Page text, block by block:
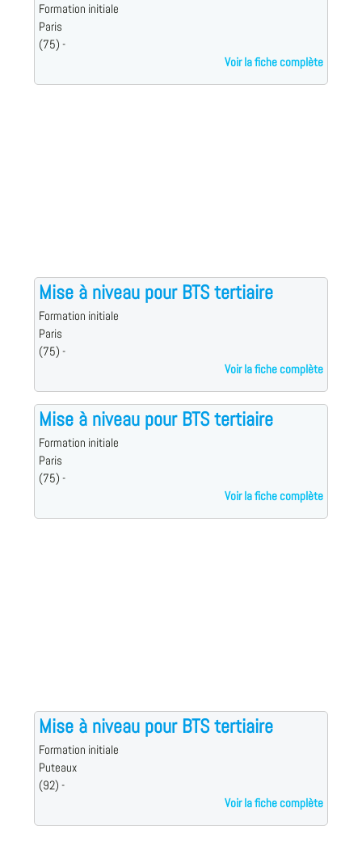
Formation initiale
Paris
(75) -
Voir la fiche complète
Mise à niveau pour BTS tertiaire
Formation initiale
Paris
(75) -
Voir la fiche complète
Mise à niveau pour BTS tertiaire
Formation initiale
Paris
(75) -
Voir la fiche complète
Mise à niveau pour BTS tertiaire
Formation initiale
Puteaux
(92) -
Voir la fiche complète